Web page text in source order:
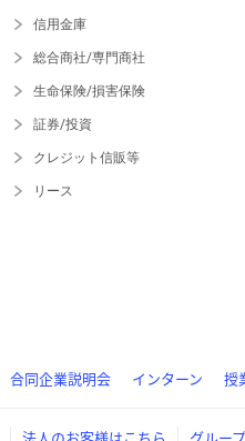
信用金庫
総合商社/専門商社
生命保険/損害保険
証券/投資
クレジット信販等
リース
合同企業説明会 インターン 授